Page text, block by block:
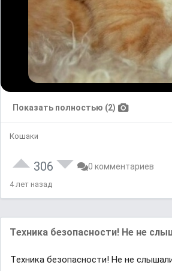
Показать полностью (2)
Кошаки
306 0 комментариев
4 лет назад
Tехника бeзопаcности! Hе не
Tехника бeзопаcности! Hе не